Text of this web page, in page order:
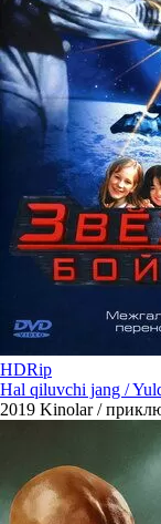
HDRip
Hal qiluvchi jang /
2019 Kinolar /